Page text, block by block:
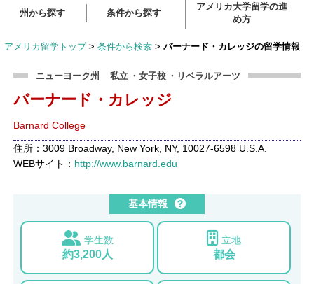
州から探す 条件から探す
アメリカ大学留学の進
め方
アメリカ留学トップ > 条件から検索 > バーナード・カレッジの留学情報
ニューヨーク州 私立 ・女子校 ・リベラルアーツ
バーナード・カレッジ
Barnard College
住所：3009 Broadway, New York, NY, 10027-6598 U.S.A.
WEBサイト： http://www.barnard.edu
基本情報
学生数
約3,200人
立地
都会